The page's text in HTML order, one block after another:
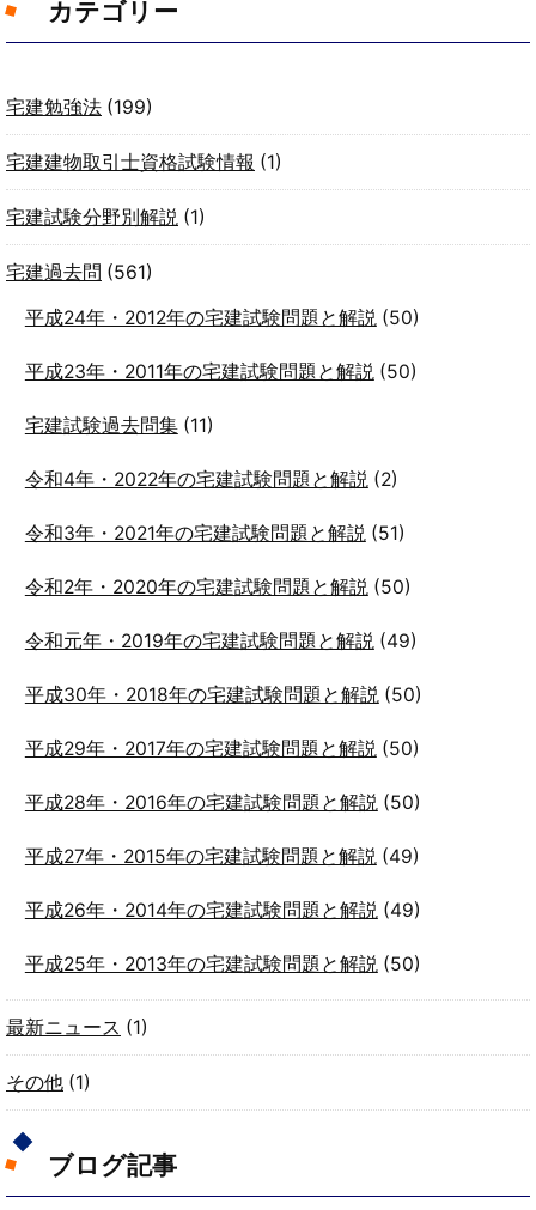
カテゴリー
宅建勉強法 (199)
宅建建物取引士資格試験情報 (1)
宅建試験分野別解説 (1)
宅建過去問 (561)
平成24年・2012年の宅建試験問題と解説(50)
平成23年・2011年の宅建試験問題と解説(50)
宅建試験過去問集(11)
令和4年・2022年の宅建試験問題と解説(2)
令和3年・2021年の宅建試験問題と解説(51)
令和2年・2020年の宅建試験問題と解説(50)
令和元年・2019年の宅建試験問題と解説(49)
平成30年・2018年の宅建試験問題と解説(50)
平成29年・2017年の宅建試験問題と解説(50)
平成28年・2016年の宅建試験問題と解説(50)
平成27年・2015年の宅建試験問題と解説(49)
平成26年・2014年の宅建試験問題と解説(49)
平成25年・2013年の宅建試験問題と解説(50)
最新ニュース (1)
その他 (1)
ブログ記事